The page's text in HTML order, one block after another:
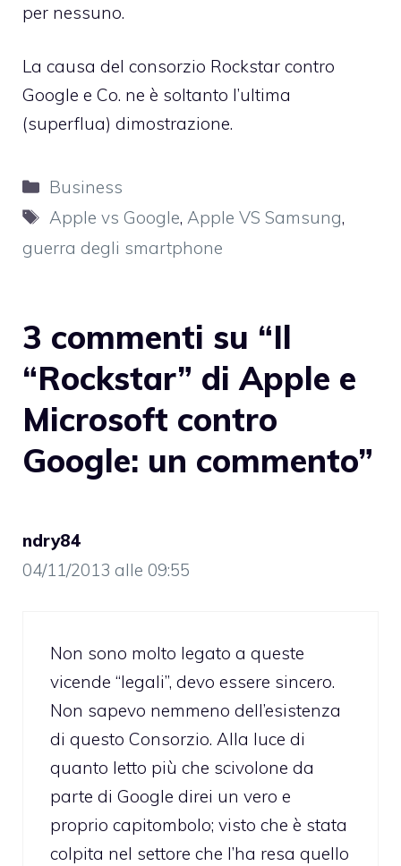
per nessuno.
La causa del consorzio Rockstar contro
Google e Co. ne è soltanto l’ultima
(superflua) dimostrazione.
Categorie
Business
Tag
Apple vs Google,Apple VS Samsung,
guerra degli smartphone
3 commenti su “Il
“Rockstar” di Apple e
Microsoft contro
Google: un commento”
ndry84
04/11/2013 alle 09:55
Non sono molto legato a queste
vicende “legali”, devo essere sincero.
Non sapevo nemmeno dell’esistenza
di questo Consorzio. Alla luce di
quanto letto più che scivolone da
parte di Google direi un vero e
proprio capitombolo; visto che è stata
colpita nel settore che l’ha resa quello